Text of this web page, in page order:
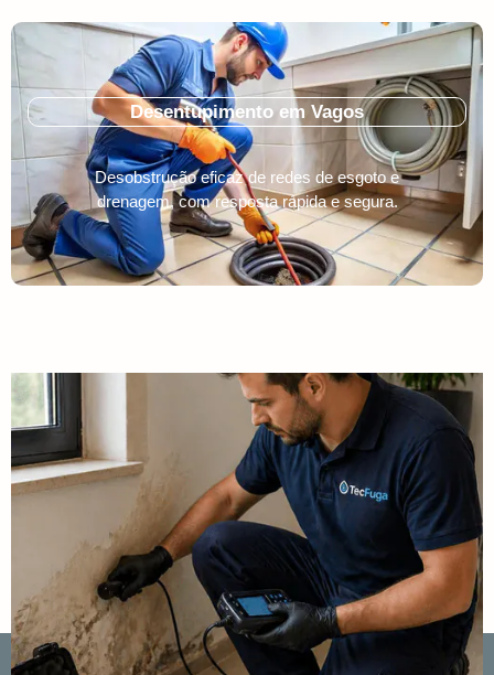
Desentupimento em Vagos
Desobstrução eficaz de redes de esgoto e
drenagem, com resposta rápida e segura.